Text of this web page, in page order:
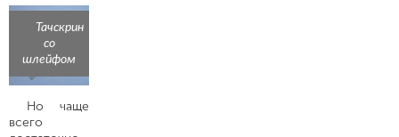
Тачскрин
со
шлейфом
Но чаще
всего